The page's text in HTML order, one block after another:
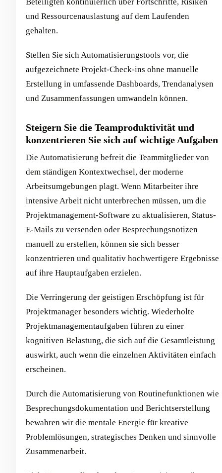
und Ressourcenauslastung auf dem Laufenden
gehalten.
Stellen Sie sich Automatisierungstools vor, die
aufgezeichnete Projekt-Check-ins ohne manuelle
Erstellung in umfassende Dashboards, Trendanalysen
und Zusammenfassungen umwandeln können.
Steigern Sie die Teamproduktivität und
konzentrieren Sie sich auf wichtige Aufgaben
Die Automatisierung befreit die Teammitglieder von
dem ständigen Kontextwechsel, der moderne
Arbeitsumgebungen plagt. Wenn Mitarbeiter ihre
intensive Arbeit nicht unterbrechen müssen, um die
Projektmanagement-Software zu aktualisieren, Status-
E-Mails zu versenden oder Besprechungsnotizen
manuell zu erstellen, können sie sich besser
konzentrieren und qualitativ hochwertigere Ergebnisse
auf ihre Hauptaufgaben erzielen.
Die Verringerung der geistigen Erschöpfung ist für
Projektmanager besonders wichtig. Wiederholte
Projektmanagementaufgaben führen zu einer
kognitiven Belastung, die sich auf die Gesamtleistung
auswirkt, auch wenn die einzelnen Aktivitäten einfach
erscheinen.
Durch die Automatisierung von Routinefunktionen wie
Besprechungsdokumentation und Berichtserstellung
bewahren wir die mentale Energie für kreative
Problemlösungen, strategisches Denken und sinnvolle
Zusammenarbeit.